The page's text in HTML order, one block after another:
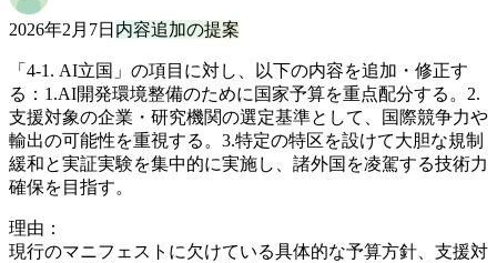
2026年2月7日 内容追加の提案
「4-1. AI立国」の項目に対し、以下の内容を追加・修正す
る：1.AI開発環境整備のために国家予算を重点配分する。2.
支援対象の企業・研究機関の選定基準として、国際競争力や
輸出の可能性を重視する。3.特定の特区を設けて大胆な規制
緩和と実証実験を集中的に実施し、諸外国を凌駕する技術力
確保を目指す。
理由：
現行のマニフェストに欠けている具体的な予算方針、支援対